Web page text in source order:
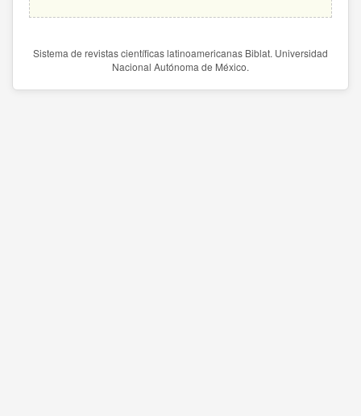
Sistema de revistas científicas latinoamericanas Biblat. Universidad
Nacional Autónoma de México.